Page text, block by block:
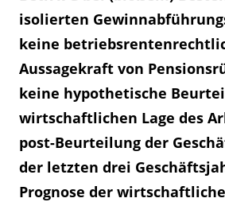
isolierten
keine
Aussagekraft von
keine hypothetische
wirtschaftlichen Lage des
post-Beurteilung der
der letzten drei
Prognose der